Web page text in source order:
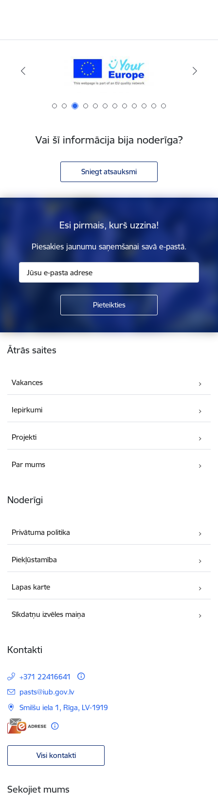
Vai šī informācija bija noderīga?
Sniegt atsauksmi
Esi pirmais, kurš uzzina!
Piesakies jaunumu saņemšanai savā e-pastā.
Kājene
Ātrās saites
Vakances
Iepirkumi
Projekti
Par mums
Noderīgi
Privātuma politika
Piekļūstamība
Lapas karte
Sīkdatņu izvēles maiņa
Kontakti
+371 22416641
E-pasts:
pasts@iub.gov.lv
Smilšu iela 1, Rīga, LV-1919
Visi kontakti
Sekojiet mums